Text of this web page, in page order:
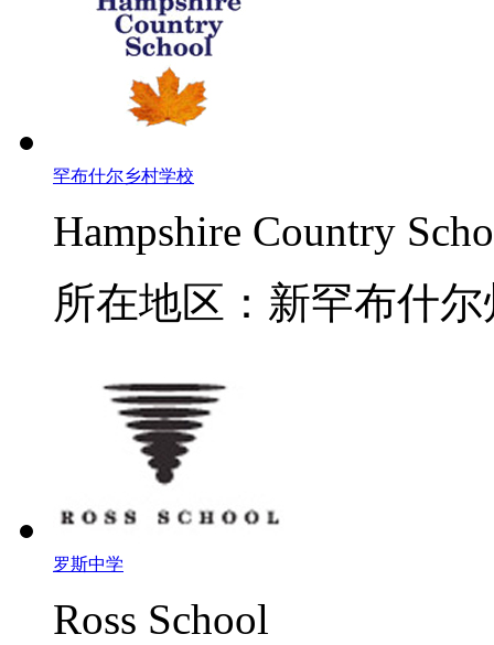
罕布什尔乡村学校
Hampshire Country
所在地区：新罕布什尔
罗斯中学
Ross School